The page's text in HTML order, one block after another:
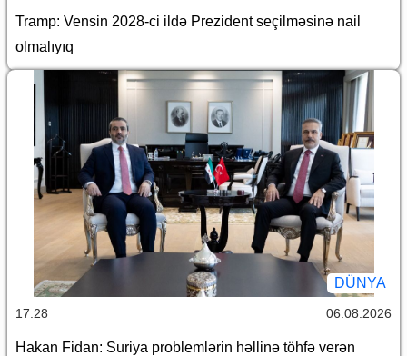
Tramp: Vensin 2028-ci ildə Prezident seçilməsinə nail
olmalıyıq
DÜNYA
17:28 06.08.2026
Hakan Fidan: Suriya problemlərin həllinə töhfə verən